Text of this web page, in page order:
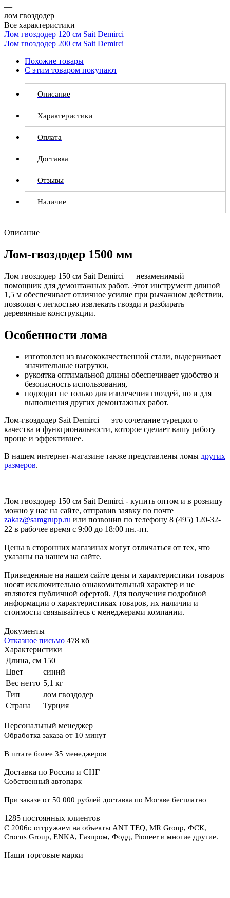
—
лом гвоздодер
Все характеристики
Лом гвоздодер 120 см Sait Demirci
Лом гвоздодер 200 см Sait Demirci
Похожие товары
С этим товаром покупают
Описание
Характеристики
Оплата
Доставка
Отзывы
Наличие
Описание
Лом-гвоздодер 1500 мм
Лом гвоздодер 150 см Sait Demirci — незаменимый
помощник для демонтажных работ. Этот инструмент длиной
1,5 м обеспечивает отличное усилие при рычажном действии,
позволяя с легкостью извлекать гвозди и разбирать
деревянные конструкции.
Особенности лома
изготовлен из высококачественной стали, выдерживает
значительные нагрузки,
рукоятка оптимальной длины обеспечивает удобство и
безопасность использования,
подходит не только для извлечения гвоздей, но и для
выполнения других демонтажных работ.
Лом-гвоздодер Sait Demirci — это сочетание турецкого
качества и функциональности, которое сделает вашу работу
проще и эффективнее.
В нашем интернет-магазине также представлены ломы других
размеров.
Лом гвоздодер 150 см Sait Demirci - купить оптом и в розницу
можно у нас на сайте, отправив заявку по почте
zakaz@samgrupp.ru или позвонив по телефону 8 (495) 120-32-
22 в рабочее время с 9:00 до 18:00 пн.-пт.
Цены в сторонних магазинах могут отличаться от тех, что
указаны на нашем на сайте.
Приведенные на нашем сайте цены и характеристики товаров
носят исключительно ознакомительный характер и не
являются публичной офертой. Для получения подробной
информации о характеристиках товаров, их наличии и
стоимости связывайтесь с менеджерами компании.
Документы
Отказное письмо 478 кб
Характеристики
Длина, см 150
Цвет
синий
Вес нетто 5,1 кг
Тип
лом гвоздодер
Страна
Турция
Персональный менеджер
Обработка заказа от 10 минут
В штате более 35 менеджеров
Доставка по России и СНГ
Собственный автопарк
При заказе от 50 000 рублей доставка по Москве бесплатно
1285 постоянных клиентов
С 2006г. отгружаем на объекты ANT TEQ, MR Group, ФСК,
Crocus Group, ENKA, Газпром, Фодд, Pioneer и многие другие.
Наши торговые марки